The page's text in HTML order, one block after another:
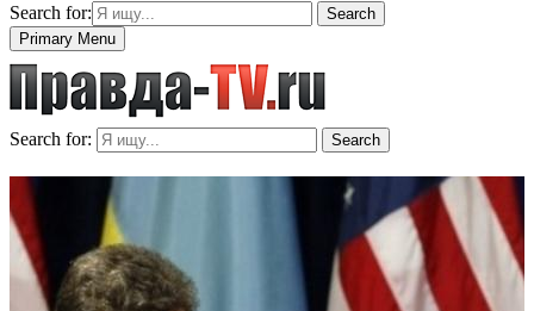
Search for:
Search
Primary Menu
Search for: Search